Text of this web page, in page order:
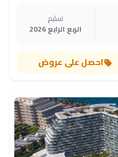
تسليم
الربع الرابع 2026
احصل على عروض